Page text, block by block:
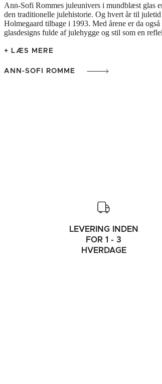
Ann-Sofi Rommes juleunivers i mundblæst glas
den traditionelle julehistorie. Og hvert år til
Holmegaard tilbage i 1993. Med årene er da
glasdesigns fulde af julehygge og stil som en
+ LÆS MERE
ANN-SOFI ROMME
LEVERING INDEN
FOR 1 - 3
HVERDAGE